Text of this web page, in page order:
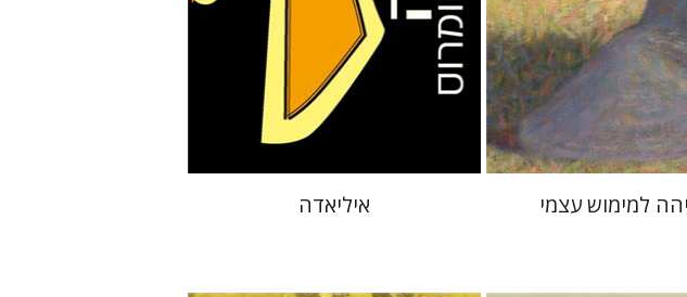
אתר ספר מודפס
$34
$31
למימוש עצמי
עכשיו בהנחה
$35
$26
איליאדה